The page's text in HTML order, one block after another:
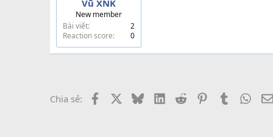
Vũ XNK
New member
Bài viết
2
Reaction score
0
Chia sẻ: Facebook BlueskyLinkedIn
Reddit PinterestTumblr